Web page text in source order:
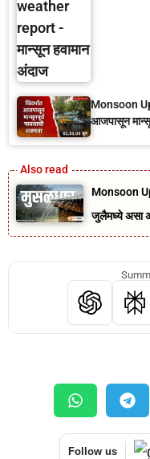
Monsoon
आजपासून
Monsoon
जुलैमध्ये असा
Follow us